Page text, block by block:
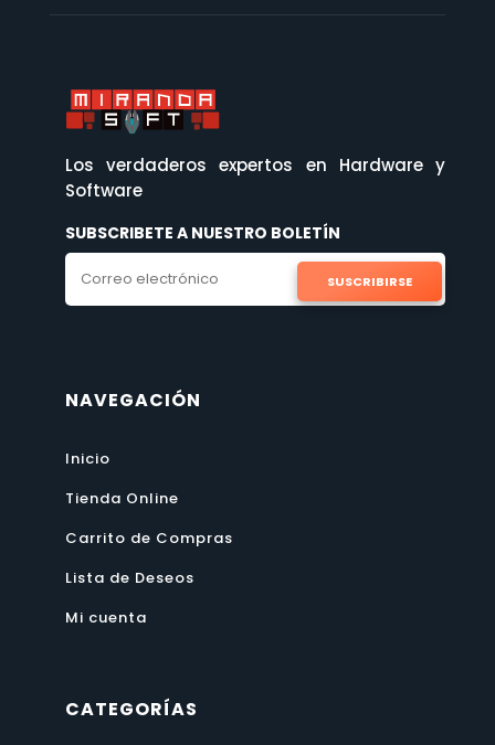
Los verdaderos expertos en Hardware y
Software
SUBSCRIBETE A NUESTRO BOLETÍN
SUSCRIBIRSE
NAVEGACIÓN
Inicio
Tienda Online
Carrito de Compras
Lista de Deseos
Mi cuenta
CATEGORÍAS